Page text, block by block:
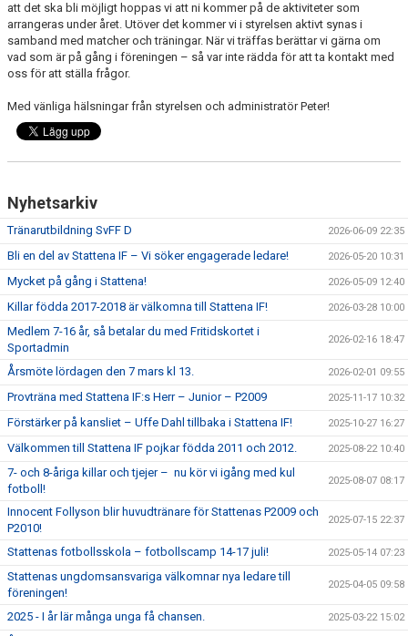
att det ska bli möjligt hoppas vi att ni kommer på de aktiviteter som
arrangeras under året. Utöver det kommer vi i styrelsen aktivt synas i
samband med matcher och träningar. När vi träffas berättar vi gärna om
vad som är på gång i föreningen – så var inte rädda för att ta kontakt med
oss för att ställa frågor.
Med vänliga hälsningar från styrelsen och administratör Peter!
Nyhetsarkiv
Tränarutbildning SvFF D 2026-06-09 22:35
Bli en del av Stattena IF – Vi söker engagerade ledare! 2026-05-20 10:31
Mycket på gång i Stattena! 2026-05-09 12:40
Killar födda 2017-2018 är välkomna till Stattena IF! 2026-03-28 10:00
Medlem 7-16 år, så betalar du med Fritidskortet i
Sportadmin
2026-02-16 18:47
Årsmöte lördagen den 7 mars kl 13. 2026-02-01 09:55
Provträna med Stattena IF:s Herr – Junior – P2009 2025-11-17 10:32
Förstärker på kansliet – Uffe Dahl tillbaka i Stattena IF! 2025-10-27 16:27
Välkommen till Stattena IF pojkar födda 2011 och 2012. 2025-08-22 10:40
7- och 8-åriga killar och tjejer – nu kör vi igång med kul
fotboll!
2025-08-07 08:17
Innocent Follyson blir huvudtränare för Stattenas P2009 och
P2010!
2025-07-15 22:37
Stattenas fotbollsskola – fotbollscamp 14-17 juli! 2025-05-14 07:23
Stattenas ungdomsansvariga välkomnar nya ledare till
föreningen!
2025-04-05 09:58
2025 - I år lär många unga få chansen. 2025-03-22 15:02